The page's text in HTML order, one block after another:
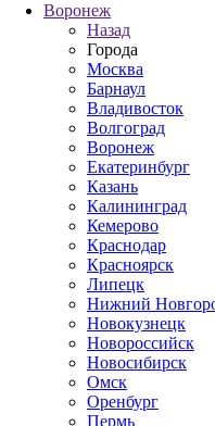
Воронеж
Назад
Города
Москва
Барнаул
Владивосток
Волгоград
Воронеж
Екатеринбург
Казань
Калининград
Кемерово
Краснодар
Красноярск
Липецк
Нижний
Новокузнецк
Новороссийск
Новосибирск
Омск
Оренбург
Пермь